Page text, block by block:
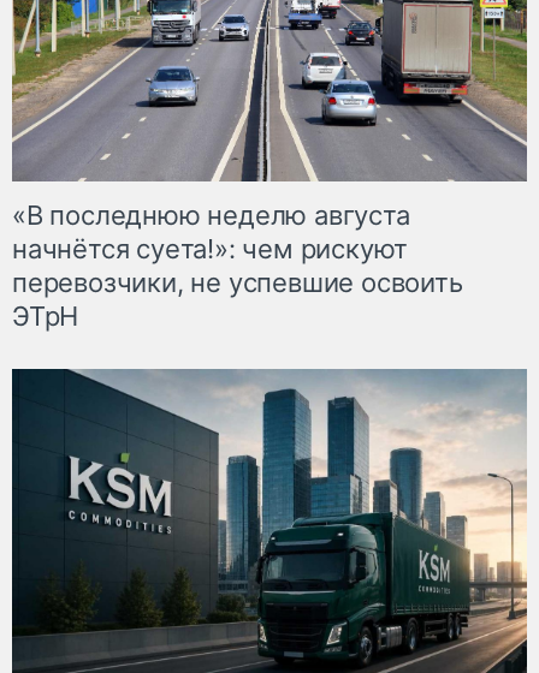
«В последнюю неделю августа
начнётся суета!»: чем рискуют
перевозчики, не успевшие освоить
ЭТрН